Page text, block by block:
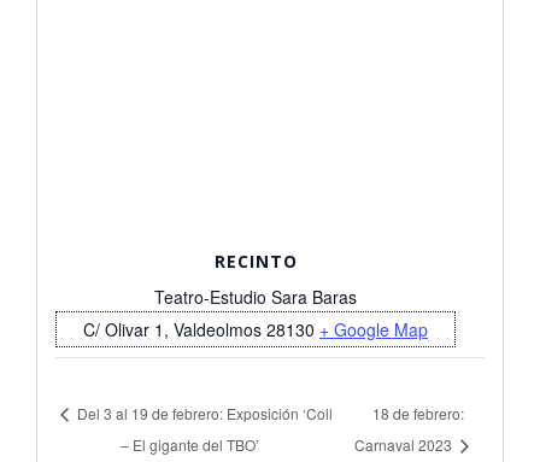
RECINTO
Teatro-Estudio Sara Baras
C/ Olivar 1, Valdeolmos 28130 + Google Map
Del 3 al 19 de febrero: Exposición ‘Coll
– El gigante del TBO’
18 de febrero:
Carnaval 2023